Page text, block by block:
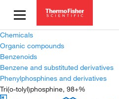
Chemicals
Organic compounds
Benzenoids
Benzene and substituted derivatives
Phenylphosphines and derivatives
Tri(o-tolyl)phosphine, 98+%